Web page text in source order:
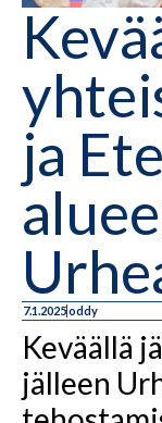
ja
7.1.2025oddy
Keväällä
jälleen